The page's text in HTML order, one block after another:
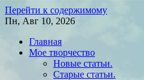
Перейти к содержимому
Пн, Авг 10, 2026
Главная
Мое творчество
Новые статьи.
Старые статьи.